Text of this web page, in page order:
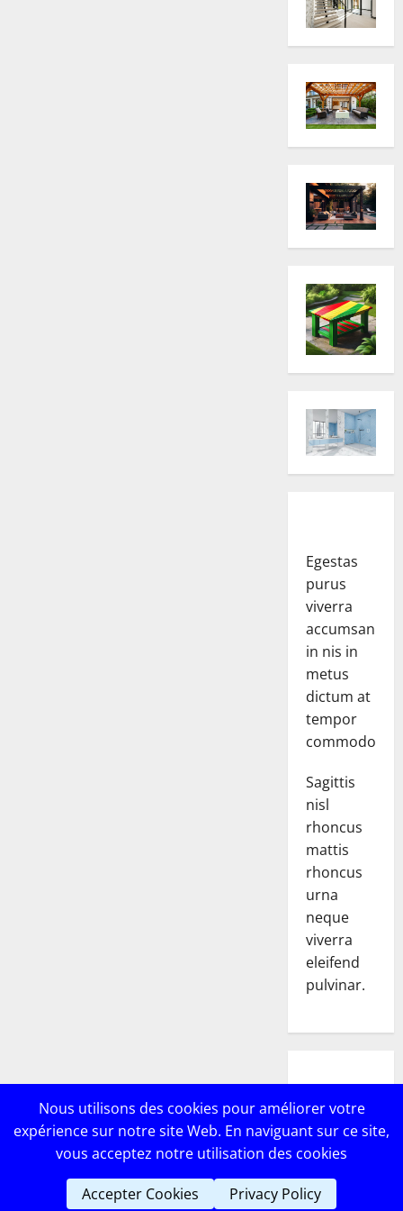
Egestas
purus
viverra
accumsan
in nis in
metus
dictum at
tempor
commodo.
Sagittis
nisl
rhoncus
mattis
rhoncus
urna
neque
viverra
eleifend
pulvinar.
POSTS
Copyright © Lebricomag| MoreNews par AF themes
Nous utilisons des cookies pour améliorer votre
expérience sur notre site Web. En naviguant sur ce site,
vous acceptez notre utilisation des cookies
Accepter Cookies Privacy Policy